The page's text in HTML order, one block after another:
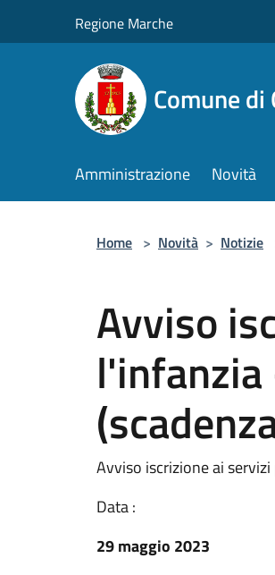
Regione Marche
Comune
Amministrazione Novità
Home > Novità > Notizie
Avviso
Avviso iscrizione ai
Data :
29 maggio 2023